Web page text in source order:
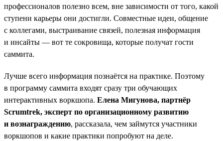
профессионалов полезно всем, вне зависимости от того, какой
ступени карьеры они достигли. Совместные идеи, общение
с коллегами, выстраивание связей, полезная информация
и инсайты — вот те сокровища, которые получат гости
саммита.
Лучше всего информация познаётся на практике. Поэтому
в программу саммита входят сразу три обучающих
интерактивных воркшопа. Елена Мигунова, партнёр
Scrumtrek, эксперт по организационному развитию
и вознаграждению, рассказала, чем займутся участники
воркшопов и какие практики попробуют на деле.